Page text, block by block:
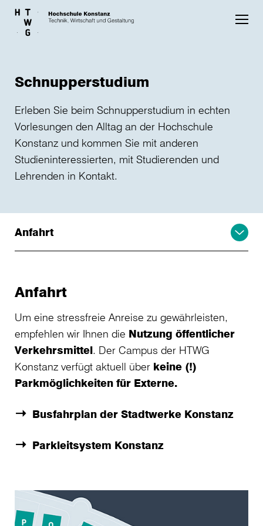
Skip to main content
Schnupperstudium
Erleben Sie beim Schnupperstudium in echten
Vorlesungen den Alltag an der Hochschule
Konstanz und kommen Sie mit anderen
Studieninteressierten, mit Studierenden und
Lehrenden in Kontakt.
Anfahrt
Anfahrt
Um eine stressfreie Anreise zu gewährleisten,
empfehlen wir Ihnen die Nutzung öffentlicher
Verkehrsmittel. Der Campus der HTWG
Konstanz verfügt aktuell über keine (!)
Parkmöglichkeiten für Externe.
Busfahrplan der Stadtwerke Konstanz
Parkleitsystem Konstanz